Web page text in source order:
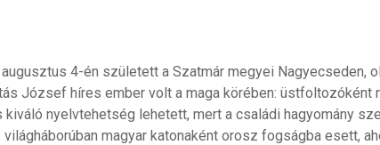
4-én született a Szatmár megyei Nagyecseden,
József híres ember volt a maga körében: üstfoltozóként
kiváló nyelvtehetség lehetett, mert a családi hagyomány
magyar katonaként orosz fogságba esett,